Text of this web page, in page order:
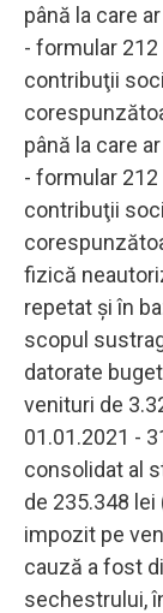
până la care
- formular
contribuţii
până la care
- formular
contribuţii
fizică
repetat şi în
scopul
datorate
venituri de
01.01.2021 -
consolidat al
de 235.348
impozit pe
cauză a fost
sechestrului,